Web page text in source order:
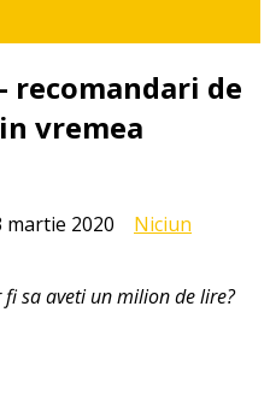
recomandari de
vremea
martie 2020
Niciun
sa aveti un milion de lire?